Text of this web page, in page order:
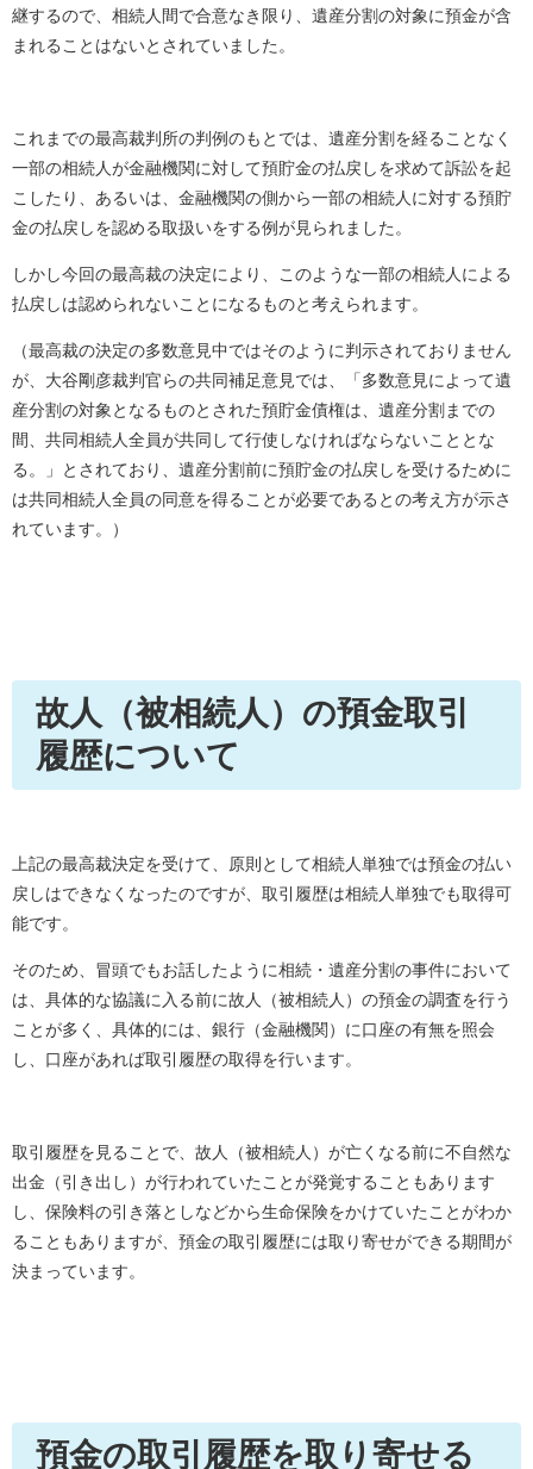
継するので、相続人間で合意なき限り、遺産分割の対象に預金が含
まれることはないとされていました。
これまでの最高裁判所の判例のもとでは、遺産分割を経ることなく
一部の相続人が金融機関に対して預貯金の払戻しを求めて訴訟を起
こしたり、あるいは、金融機関の側から一部の相続人に対する預貯
金の払戻しを認める取扱いをする例が見られました。
しかし今回の最高裁の決定により、このような一部の相続人による
払戻しは認められないことになるものと考えられます。
（最高裁の決定の多数意見中ではそのように判示されておりません
が、大谷剛彦裁判官らの共同補足意見では、「多数意見によって遺
産分割の対象となるものとされた預貯金債権は、遺産分割までの
間、共同相続人全員が共同して行使しなければならないこととな
る。」とされており、遺産分割前に預貯金の払戻しを受けるために
は共同相続人全員の同意を得ることが必要であるとの考え方が示さ
れています。）
故人（被相続人）の預金取引
履歴について
上記の最高裁決定を受けて、原則として相続人単独では預金の払い
戻しはできなくなったのですが、取引履歴は相続人単独でも取得可
能です。
そのため、冒頭でもお話したように相続・遺産分割の事件において
は、具体的な協議に入る前に故人（被相続人）の預金の調査を行う
ことが多く、具体的には、銀行（金融機関）に口座の有無を照会
し、口座があれば取引履歴の取得を行います。
取引履歴を見ることで、故人（被相続人）が亡くなる前に不自然な
出金（引き出し）が行われていたことが発覚することもあります
し、保険料の引き落としなどから生命保険をかけていたことがわか
ることもありますが、預金の取引履歴には取り寄せができる期間が
決まっています。
預金の取引履歴を取り寄せる